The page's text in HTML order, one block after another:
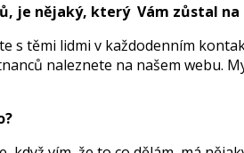
je nějaký, který Vám zůstal na
s těmi lidmi v každodenním
naleznete na našem webu.